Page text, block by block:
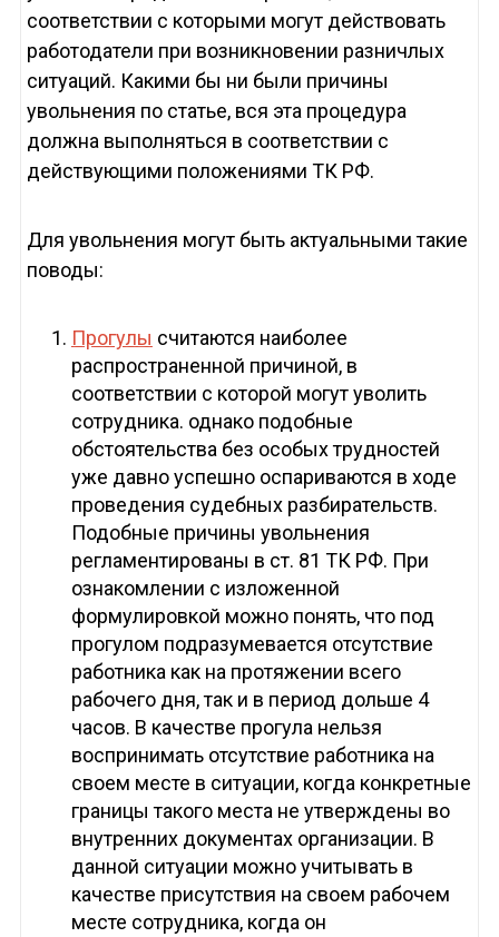
соответствии с которыми могут действовать
работодатели при возникновении разничлых
ситуаций. Какими бы ни были причины
увольнения по статье, вся эта процедура
должна выполняться в соответствии с
действующими положениями ТК РФ.
Для увольнения могут быть актуальными такие
поводы:
Прогулы считаются наиболее
распространенной причиной, в
соответствии с которой могут уволить
сотрудника. однако подобные
обстоятельства без особых трудностей
уже давно успешно оспариваются в ходе
проведения судебных разбирательств.
Подобные причины увольнения
регламентированы в ст. 81 ТК РФ. При
ознакомлении с изложенной
формулировкой можно понять, что под
прогулом подразумевается отсутствие
работника как на протяжении всего
рабочего дня, так и в период дольше 4
часов. В качестве прогула нельзя
воспринимать отсутствие работника на
своем месте в ситуации, когда конкретные
границы такого места не утверждены во
внутренних документах организации. В
данной ситуации можно учитывать в
качестве присутствия на своем рабочем
месте сотрудника, когда он